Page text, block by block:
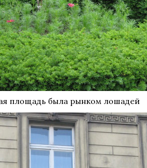
площадь была рынком лошадей